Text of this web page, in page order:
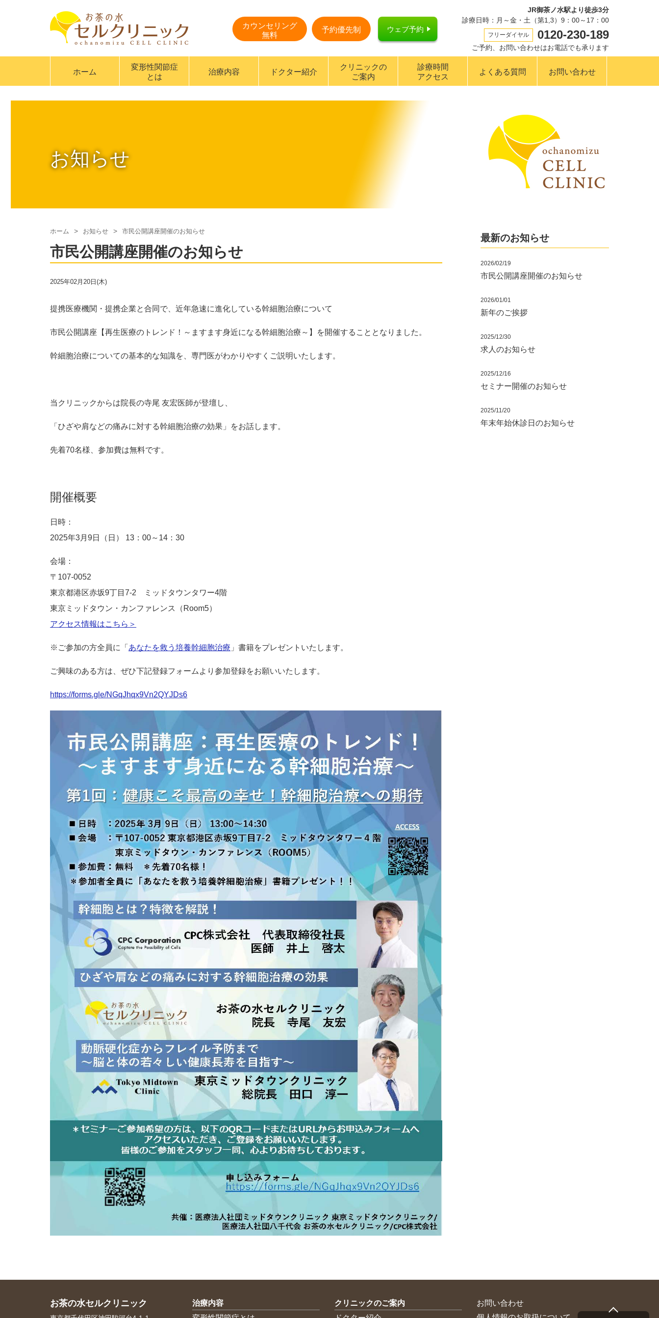
カウンセリング
無料
予約優先制 ウェブ予約
JR御茶ノ水駅より徒歩3分
診療日時：月～金・土（第1,3）9：00～17：00
フリーダイヤル 0120-230-189
ご予約、お問い合わせはお電話でも承ります
ホーム
変形性関節症
とは
治療内容 ドクター紹介
クリニックの
ご案内
診療時間
アクセス
よくある質問 お問い合わせ
お知らせ
ホーム お知らせ 市民公開講座開催のお知らせ
市民公開講座開催のお知らせ
2025年02月20日(木)
提携医療機関・提携企業と合同で、近年急速に進化している幹細胞治療について
市民公開講座【再生医療のトレンド！～ますます身近になる幹細胞治療～】を開催することとなりました。
幹細胞治療についての基本的な知識を、専門医がわかりやすくご説明いたします。
当クリニックからは院長の寺尾 友宏医師が登壇し、
「ひざや肩などの痛みに対する幹細胞治療の効果」をお話します。
先着70名様、参加費は無料です。
開催概要
日時：
2025年3月9日（日） 13：00～14：30
会場：
〒107-0052
東京都港区赤坂9丁目7-2 ミッドタウンタワー4階
東京ミッドタウン・カンファレンス（Room5）
アクセス情報はこちら＞
※ご参加の方全員に「 あなたを救う培養幹細胞治療 」書籍をプレゼントいたします。
ご興味のある方は、ぜひ下記登録フォームより参加登録をお願いいたします。
https://forms.gle/NGqJhqx9Vn2QYJDs6
最新のお知らせ
2026/02/19
市民公開講座開催のお知らせ
2026/01/01
新年のご挨拶
2025/12/30
求人のお知らせ
2025/12/16
セミナー開催のお知らせ
2025/11/20
年末年始休診日のお知らせ
お茶の水セルクリニック
治療内容
クリニックのご案内
お問い合わせ